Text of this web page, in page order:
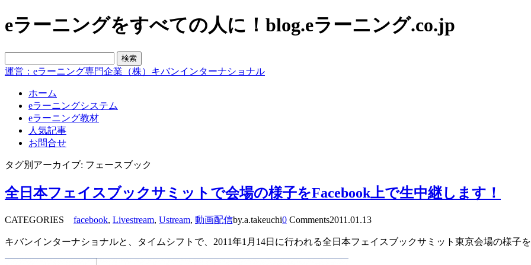
eラーニングをすべての人に！blog.eラーニング.co.jp
運営：eラーニング専門企業（株）キバンインターナショナル
ホーム
eラーニングシステム
eラーニング教材
人気記事
お問合せ
タグ別アーカイブ: フェースブック
全日本フェイスブックサミットで会場の様子をFacebook上で生中継します！
CATEGORIES facebook, Livestream, Ustream, 動画配信by.a.takeuchi0 Comments2011.01.13
キバンインターナショナルと、タイムシフトで、2011年1月14日に行われる全日本フェイスブックサミット東京会場の様子を